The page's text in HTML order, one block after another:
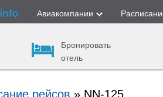
Авиакомпании
Бронировать
отель
рейсов » NN-125